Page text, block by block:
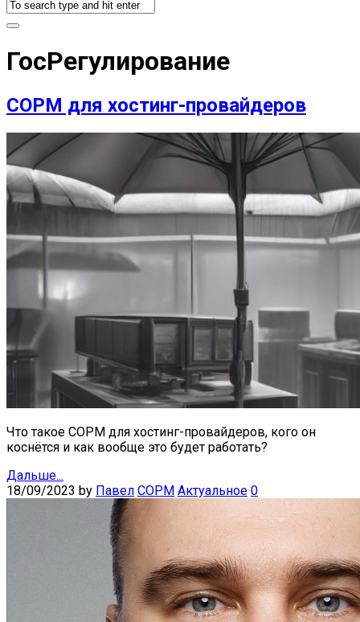
ГосРегулирование
СОРМ для хостинг-провайдеров
Что такое СОРМ для хостинг-провайдеров, кого он
коснётся и как вообще это будет работать?
Дальше...
18/09/2023 by Павел СОРМ Актуальное 0